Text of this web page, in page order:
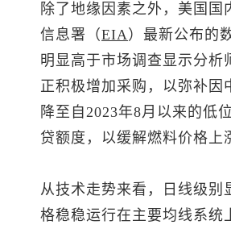
除了地缘因素之外，美国
信息署（EIA）最新公布的
明显高于市场调查显示分析
正积极增加采购，以弥补
降至自2023年8月以来的低
贷额度，以缓解燃料价格上
从技术走势来看，日线级
格稳稳运行在主要均线系统